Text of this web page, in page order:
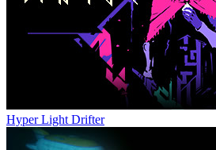
Hyper Light Drifter